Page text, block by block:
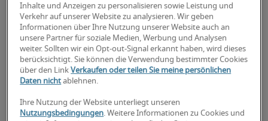
Überdurchschnittlich qualifiziert mit raren Fähigkeiten und/oder
langer Berufserfahrung in einer Position.
Inhalte und Anzeigen zu personalisieren sowie Leistung und
Verkehr auf unserer Website zu analysieren. Wir geben
Informationen über Ihre Nutzung unserer Website auch an
unsere Partner für soziale Medien, Werbung und Analysen
weiter. Sollten wir ein Opt-out-Signal erkannt haben, wird dieses
berücksichtigt. Sie können die Verwendung bestimmter Cookies
über den LinkVerkaufen oder teilen Sie meine persönlichen
Daten nicht ablehnen.
Ihre Nutzung der Website unterliegt unseren
Nutzungsbedingungen. Weitere Informationen zu Cookies und